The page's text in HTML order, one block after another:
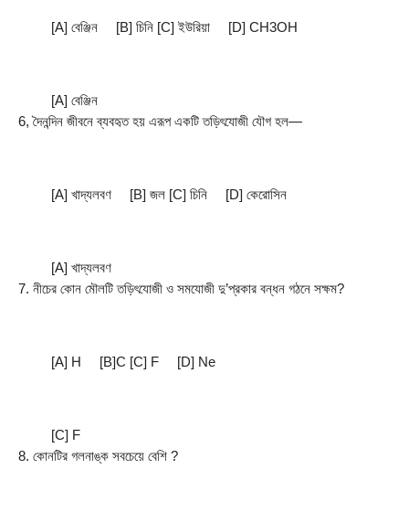
[A] বেঞ্জিন     [B] চিনি [C] ইউরিয়া     [D] CH3OH
[A] বেঞ্জিন
6, দৈনন্দিন জীবনে ব্যবহৃত হয় এরূপ একটি তড়িৎযােজী যৌগ হল—
[A] খাদ্যলবণ     [B] জল [C] চিনি     [D] কেরােসিন
[A] খাদ্যলবণ
7. নীচের কোন মৌলটি তড়িৎযােজী ও সমযােজী দু’প্রকার বন্ধন গঠনে সক্ষম?
[A] H     [B]C [C] F     [D] Ne
[C] F
8. কোনটির গলনাঙ্ক সবচেয়ে বেশি ?